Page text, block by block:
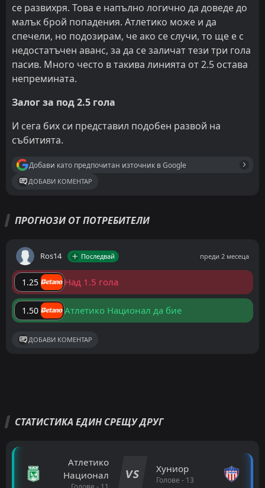
се развихря. Това е напълно логично да доведе до
малък брой попадения. Атлетико може и да
спечели, но подозирам, че ако се случи, то ще е с
недостатъчен аванс, за да се заличат тези три гола
пасив. Много често в такива линията от 2.5 остава
непремината.
Залог за под 2.5 гола
И сега бих си представил подобен развой на
събитията.
Добави като предпочитан източник в Google
ДОБАВИ КОМЕНТАР
ПРОГНОЗИ ОТ ПОТРЕБИТЕЛИ
Ros14 Последвай преди 2 месеца
1.25 Над 1.5 гола
1.50 Атлетико Национал да бие
ДОБАВИ КОМЕНТАР
СТАТИСТИКА ЕДИН СРЕЩУ ДРУГ
Атлетико
Национал
VS Хуниор
Голове - 13